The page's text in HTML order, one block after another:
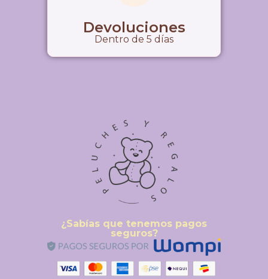
Devoluciones
Dentro de 5 días
¿Sabías que tenemos pagos
seguros?